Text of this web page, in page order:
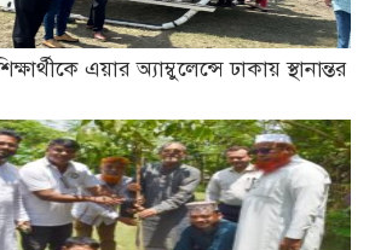
এয়ার অ্যাম্বুলেন্সে ঢাকায় স্থানান্তর